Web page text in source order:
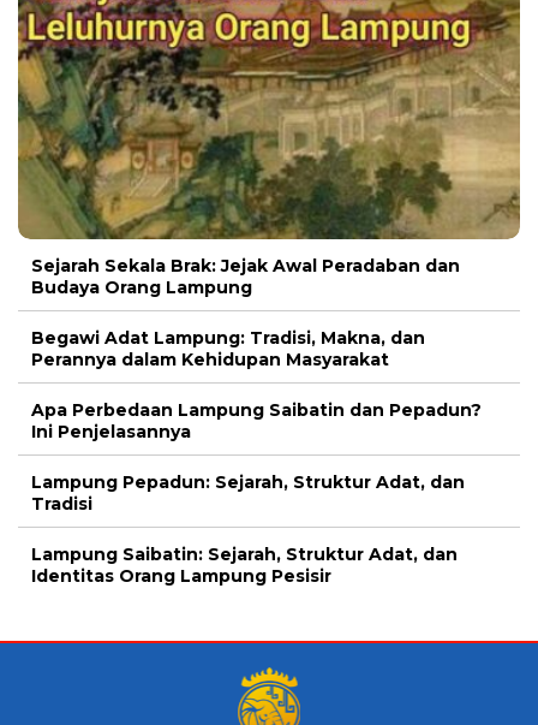
Sejarah Sekala Brak: Jejak Awal Peradaban dan
Budaya Orang Lampung
Begawi Adat Lampung: Tradisi, Makna, dan
Perannya dalam Kehidupan Masyarakat
Apa Perbedaan Lampung Saibatin dan Pepadun?
Ini Penjelasannya
Lampung Pepadun: Sejarah, Struktur Adat, dan
Tradisi
Lampung Saibatin: Sejarah, Struktur Adat, dan
Identitas Orang Lampung Pesisir